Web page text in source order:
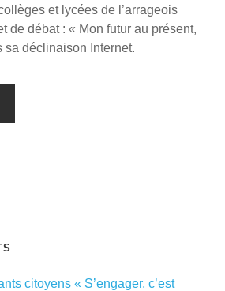
et lycées de l’arrageois
de débat : « Mon futur au présent,
sa déclinaison Internet.
citoyens « S’engager, c’est